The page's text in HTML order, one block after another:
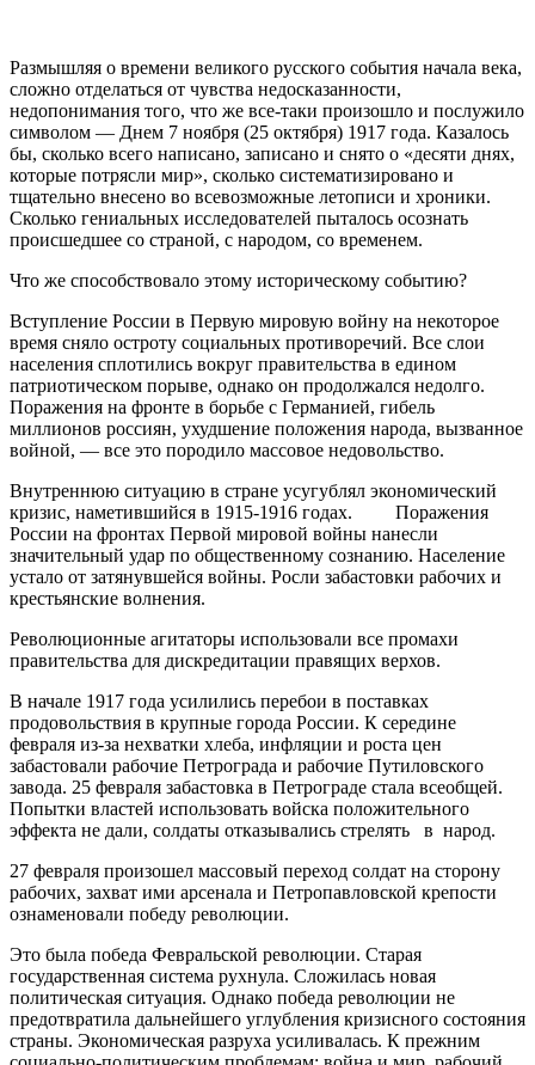
Размышляя о времени великого русского события начала века,
сложно отделаться от чувства недосказанности,
недопонимания того, что же все-таки произошло и послужило
символом — Днем 7 ноября (25 октября) 1917 года. Казалось
бы, сколько всего написано, записано и снято о «десяти днях,
которые потрясли мир», сколько систематизировано и
тщательно внесено во всевозможные летописи и хроники.
Сколько гениальных исследователей пыталось осознать
происшедшее со страной, с народом, со временем.
Что же способствовало этому историческому событию?
Вступление России в Первую мировую войну на некоторое
время сняло остроту социальных противоречий. Все слои
населения сплотились вокруг правительства в едином
патриотическом порыве, однако он продолжался недолго.
Поражения на фронте в борьбе с Германией, гибель
миллионов россиян, ухудшение положения на­рода, вызванное
войной, — все это породило массовое недовольство.
Внутреннюю ситуацию в стране усугублял экономический
кри­зис, наметившийся в 1915-1916 годах. Поражения
России на фронтах Первой мировой войны нанесли
значительный удар по общественному сознанию. Население
устало от затянувшейся войны. Росли забастовки рабочих и
крестьянские волнения.
Революционные агитаторы использовали все промахи
правитель­ства для дискредитации правящих верхов.
В начале 1917 года усилились перебои в поставках
продовольствия в крупные города России. К середине
февраля из-за нехватки хлеба, инфляции и роста цен
забастовали рабочие Петрограда и рабочие Путиловского
завода. 25 февраля забастовка в Петрограде стала всеобщей.
Попытки властей использовать войска положительного
эффекта не дали, солдаты отказывались стрелять в народ.
27 февраля произошел массовый переход солдат на сторону
рабочих, захват ими арсенала и Петропавловской крепости
ознаменовали победу ре­волюции.
Это была победа Февральской революции. Старая
государственная система рухнула. Сложилась новая
политическая ситуация. Однако победа революции не
предотвратила дальнейшего углубления кризисного состояния
страны. Экономическая разруха усиливалась. К прежним